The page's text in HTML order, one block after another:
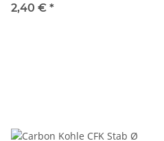
2,40 € *